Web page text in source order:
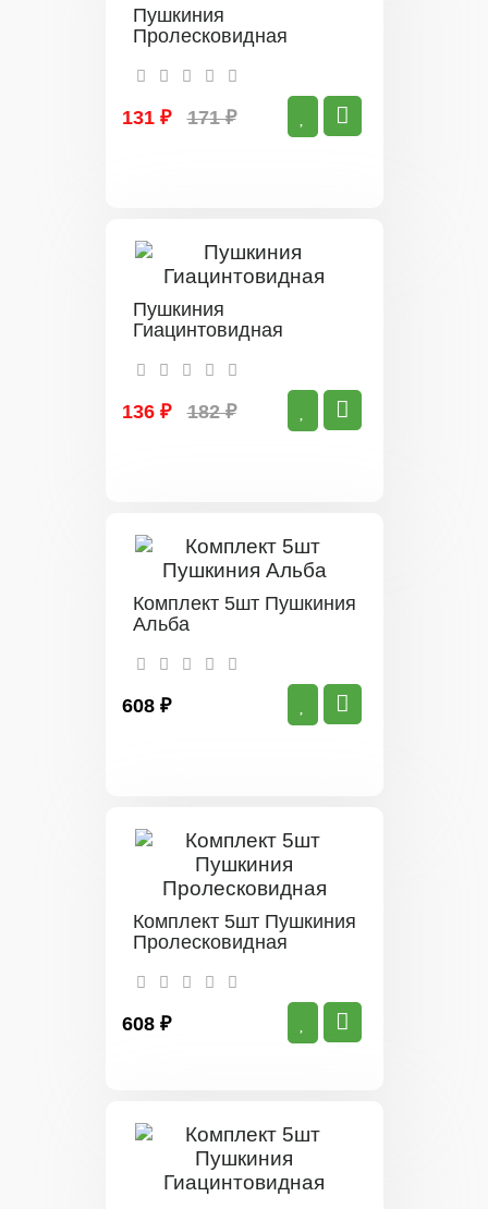
Пушкиния
Пролесковидная
131 ₽ 171 ₽
Пушкиния
Гиацинтовидная
136 ₽ 182 ₽
Комплект 5шт Пушкиния
Альба
608 ₽
Комплект 5шт Пушкиния
Пролесковидная
608 ₽